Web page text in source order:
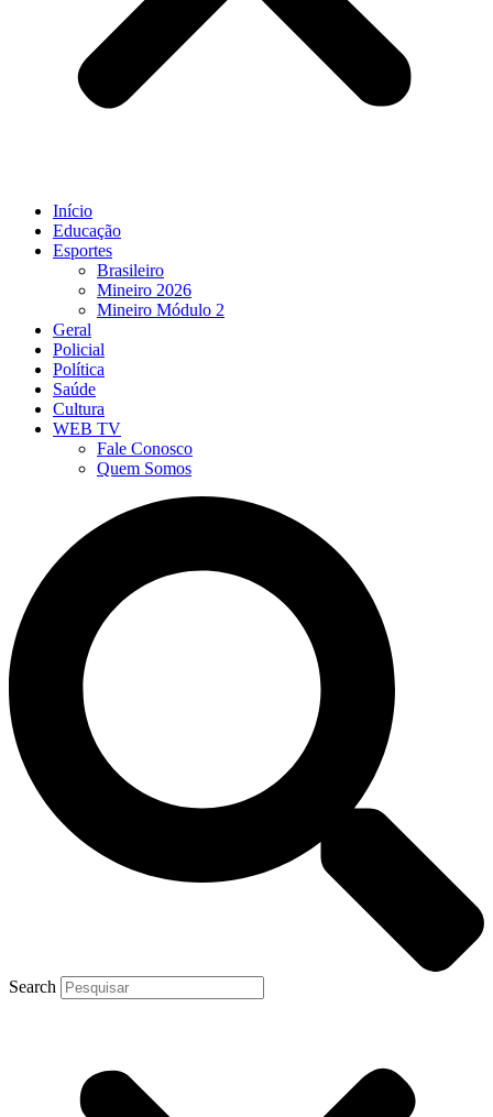
Início
Educação
Esportes
Brasileiro
Mineiro 2026
Mineiro Módulo 2
Geral
Policial
Política
Saúde
Cultura
WEB TV
Fale Conosco
Quem Somos
Search